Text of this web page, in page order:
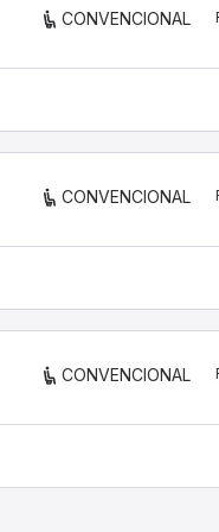
CONVENCIONAL
CONVENCIONAL
CONVENCIONAL